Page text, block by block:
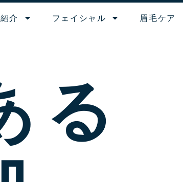
介 フェイシャル 眉毛ケア
る